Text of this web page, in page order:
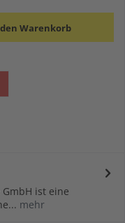
Warenkorb
ist eine
mehr